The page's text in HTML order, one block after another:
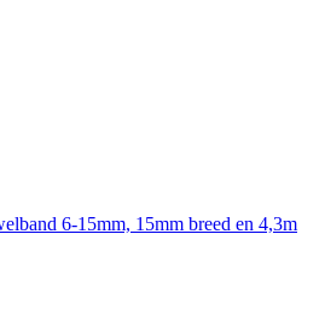
6-15mm, 15mm breed en 4,3m